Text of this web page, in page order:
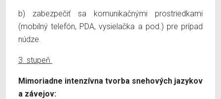
b) zabezpečiť sa komunikačnými prostriedkami
(mobilný telefón, PDA, vysielačka a pod.) pre prípad
núdze.
3. stupeň
Mimoriadne intenzívna tvorba snehových jazykov
a závejov: